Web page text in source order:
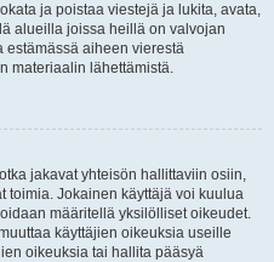
ja poistaa viestejä ja lukita, avata,
alueilla joissa heillä on valvojan
estämässä aiheen vierestä
materiaalin lähettämistä.
jakavat yhteisön hallittaviin osiin,
toimia. Jokainen käyttäjä voi kuulua
määritellä yksilölliset oikeudet.
käyttäjien oikeuksia useille
oikeuksia tai hallita pääsyä